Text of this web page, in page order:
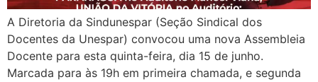
A Diretoria da Sindunespar (Seção Sindical dos
Docentes da Unespar) convocou uma nova Assembleia
Docente para esta quinta-feira, dia 15 de junho.
Marcada para às 19h em primeira chamada, e segunda